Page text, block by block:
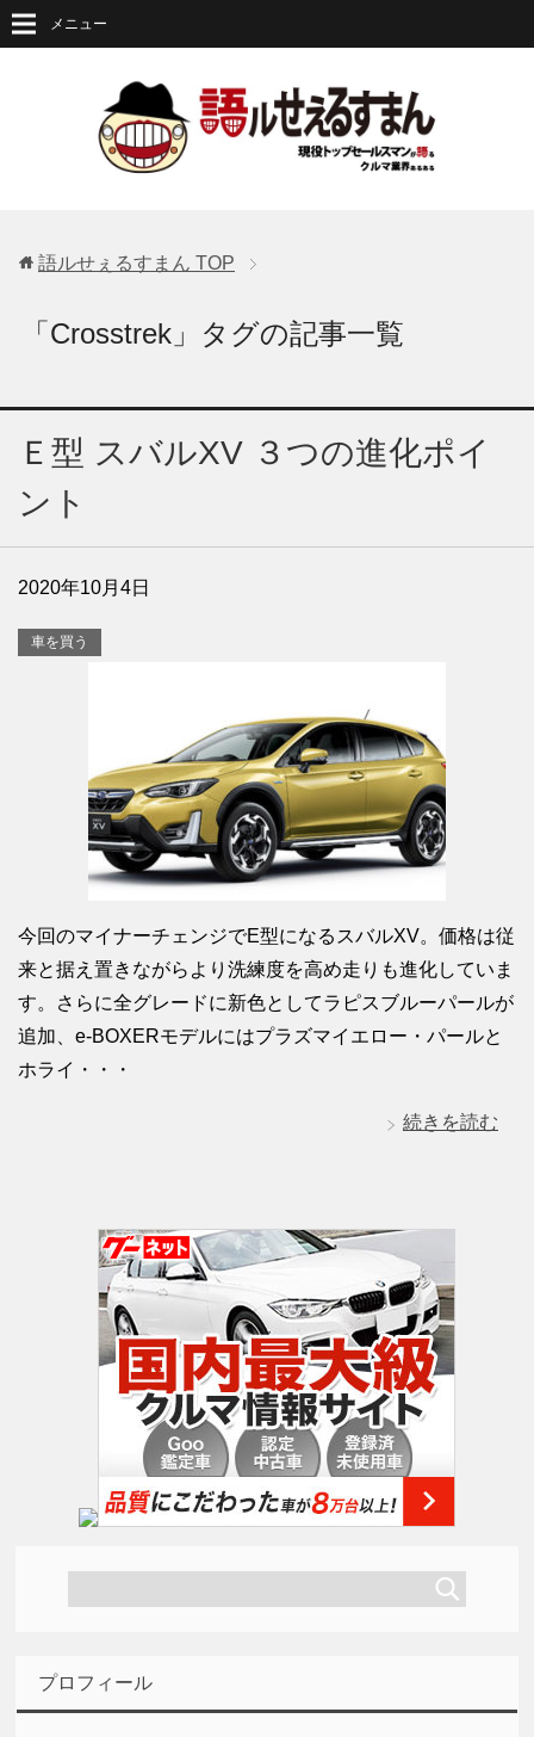
メニュー
語ルせぇるすまん TOP
「Crosstrek」タグの記事一覧
Ｅ型 スバルXV ３つの進化ポイ
ント
2020年10月4日
車を買う
今回のマイナーチェンジでE型になるスバルXV。価格は従
来と据え置きながらより洗練度を高め走りも進化していま
す。さらに全グレードに新色としてラピスブルーパールが
追加、e-BOXERモデルにはプラズマイエロー・パールと
ホライ・・・
続きを読む
プロフィール